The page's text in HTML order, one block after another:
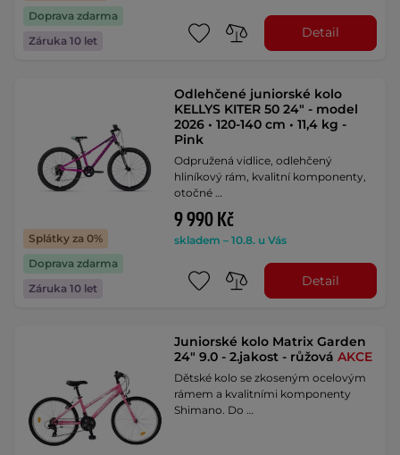
Doprava zdarma
Záruka 10 let
Detail
Splátky za 0%
Doprava zdarma
Záruka 10 let
Odlehčené juniorské kolo
KELLYS KITER 50 24" - model
2026 • 120-140 cm • 11,4 kg -
Pink
Odpružená vidlice, odlehčený
hliníkový rám, kvalitní komponenty,
otočné …
9 990 Kč
skladem – 10.8. u Vás
Detail
Juniorské kolo Matrix Garden
24" 9.0 - 2.jakost - růžováAKCE
Dětské kolo se zkoseným ocelovým
rámem a kvalitními komponenty
Shimano. Do …